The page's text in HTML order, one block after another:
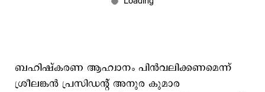
ബഹിഷ്കരണ ആഹ്വാനം പിൻവലിക്കണമെന്ന്
ശ്രീലങ്കൻ പ്രസിഡന്റ് അനുര കുമാര